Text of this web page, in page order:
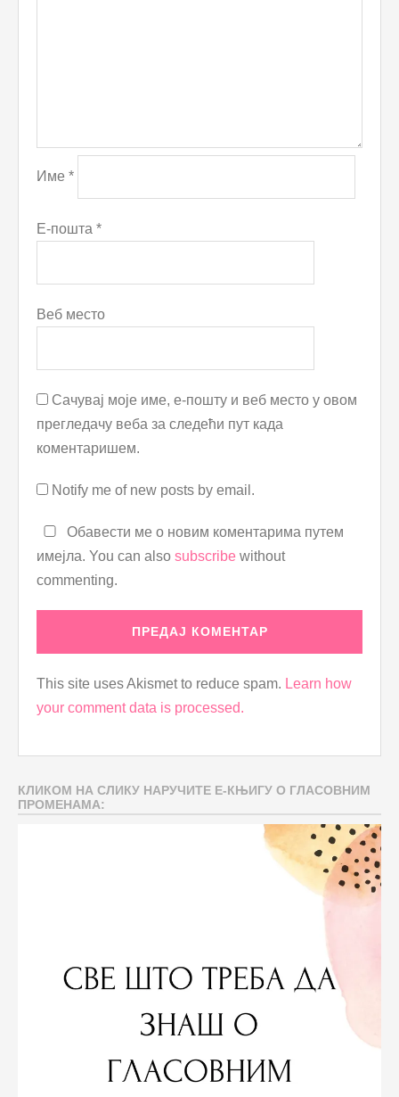
Име *
Е-пошта *
Веб место
Сачувај моје име, е-пошту и веб место у овом
прегледачу веба за следећи пут када
коментаришем.
Notify me of new posts by email.
Обавести ме о новим коментарима путем
имејла. You can also subscribe without
commenting.
This site uses Akismet to reduce spam. Learn how
your comment data is processed.
КЛИКОМ НА СЛИКУ НАРУЧИТЕ Е-КЊИГУ О ГЛАСОВНИМ
ПРОМЕНАМА: